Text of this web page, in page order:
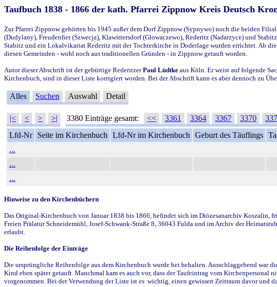
Taufbuch 1838 - 1866 der kath. Pfarrei Zippnow Kreis Deutsch
Zur Pfarrei Zippnow gehörten bis 1945 außer dem Dorf Zippnow (Sypnywo) noch die beiden
(Dudylany), Freudenfier (Szwecja), Klawittersdorf (Glowaczewo), Rederitz (Nadarzyce) und
Stabitz und ein Lokalvikariat Rederitz mit der Tochterkirche in Doderlage wurden errichtet. Ab
diesen Gemeinden - wohl noch aus traditionellen Gründen - in Zippnow getauft worden.
Autor dieser Abschrift ist der gebürtige RederitzerPaul Lüdtke aus Köln. Er weist auf folgende
Kirchenbuch, sind in dieser Liste korrigiert worden. Bei der Abschrift kann es aber dennoch zu
Alles Suchen Auswahl Detail
|< < > >| 3380 Einträge gesamt: << 3361 3364 3367 3370
Lfd-Nr
Seite im Kirchenbuch Lfd-Nr im Kirchenbuch Geburt des Täuflings
...
...
...
Hinweise zu den Kirchenbüchern
Das Original-Kirchenbuch von Januar 1838 bis 1866, befindet sich im Diözesanarchiv
Freien Prälatur Schneidemühl, Josef-Schwank-Straße 8, 36043 Fulda und im Archiv der
erlaubt.
Die Reihenfolge der Einträge
Die ursprüngliche Reihenfolge aus dem Kirchenbuch wurde bei behalten. Ausschlaggebend war
Kind eben später getauft. Manchmal kam es auch vor, dass der Taufeintrag vom
vorgenommen. Bei der Verwendung der Liste ist es wichtig, einen gewissen Zeitraum davor und